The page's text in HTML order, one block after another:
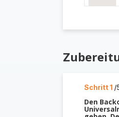
Schritt 1 /
Den